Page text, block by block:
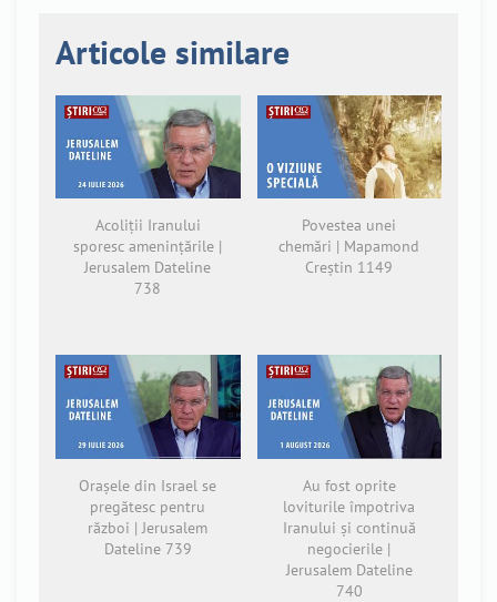
Articole similare
Acoliții Iranului
sporesc amenințările |
Jerusalem Dateline
738
Povestea unei
chemări | Mapamond
Creștin 1149
Orașele din Israel se
pregătesc pentru
război | Jerusalem
Dateline 739
Au fost oprite
loviturile împotriva
Iranului și continuă
negocierile |
Jerusalem Dateline
740